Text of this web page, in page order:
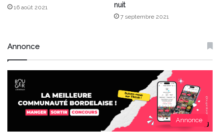
16 août 2021
nuit
7 septembre 2021
Annonce
Annonce